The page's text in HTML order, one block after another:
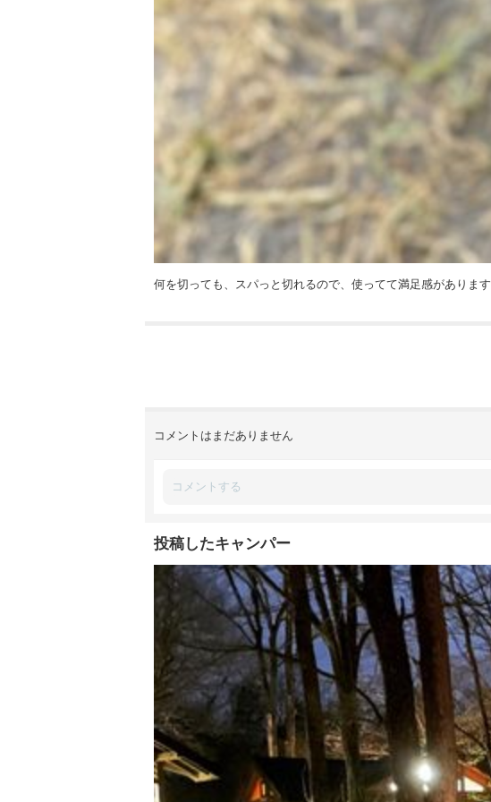
何を切っても、スパっと切れるので、使ってて満足感があります
コメントはまだありません
投稿したキャンパー